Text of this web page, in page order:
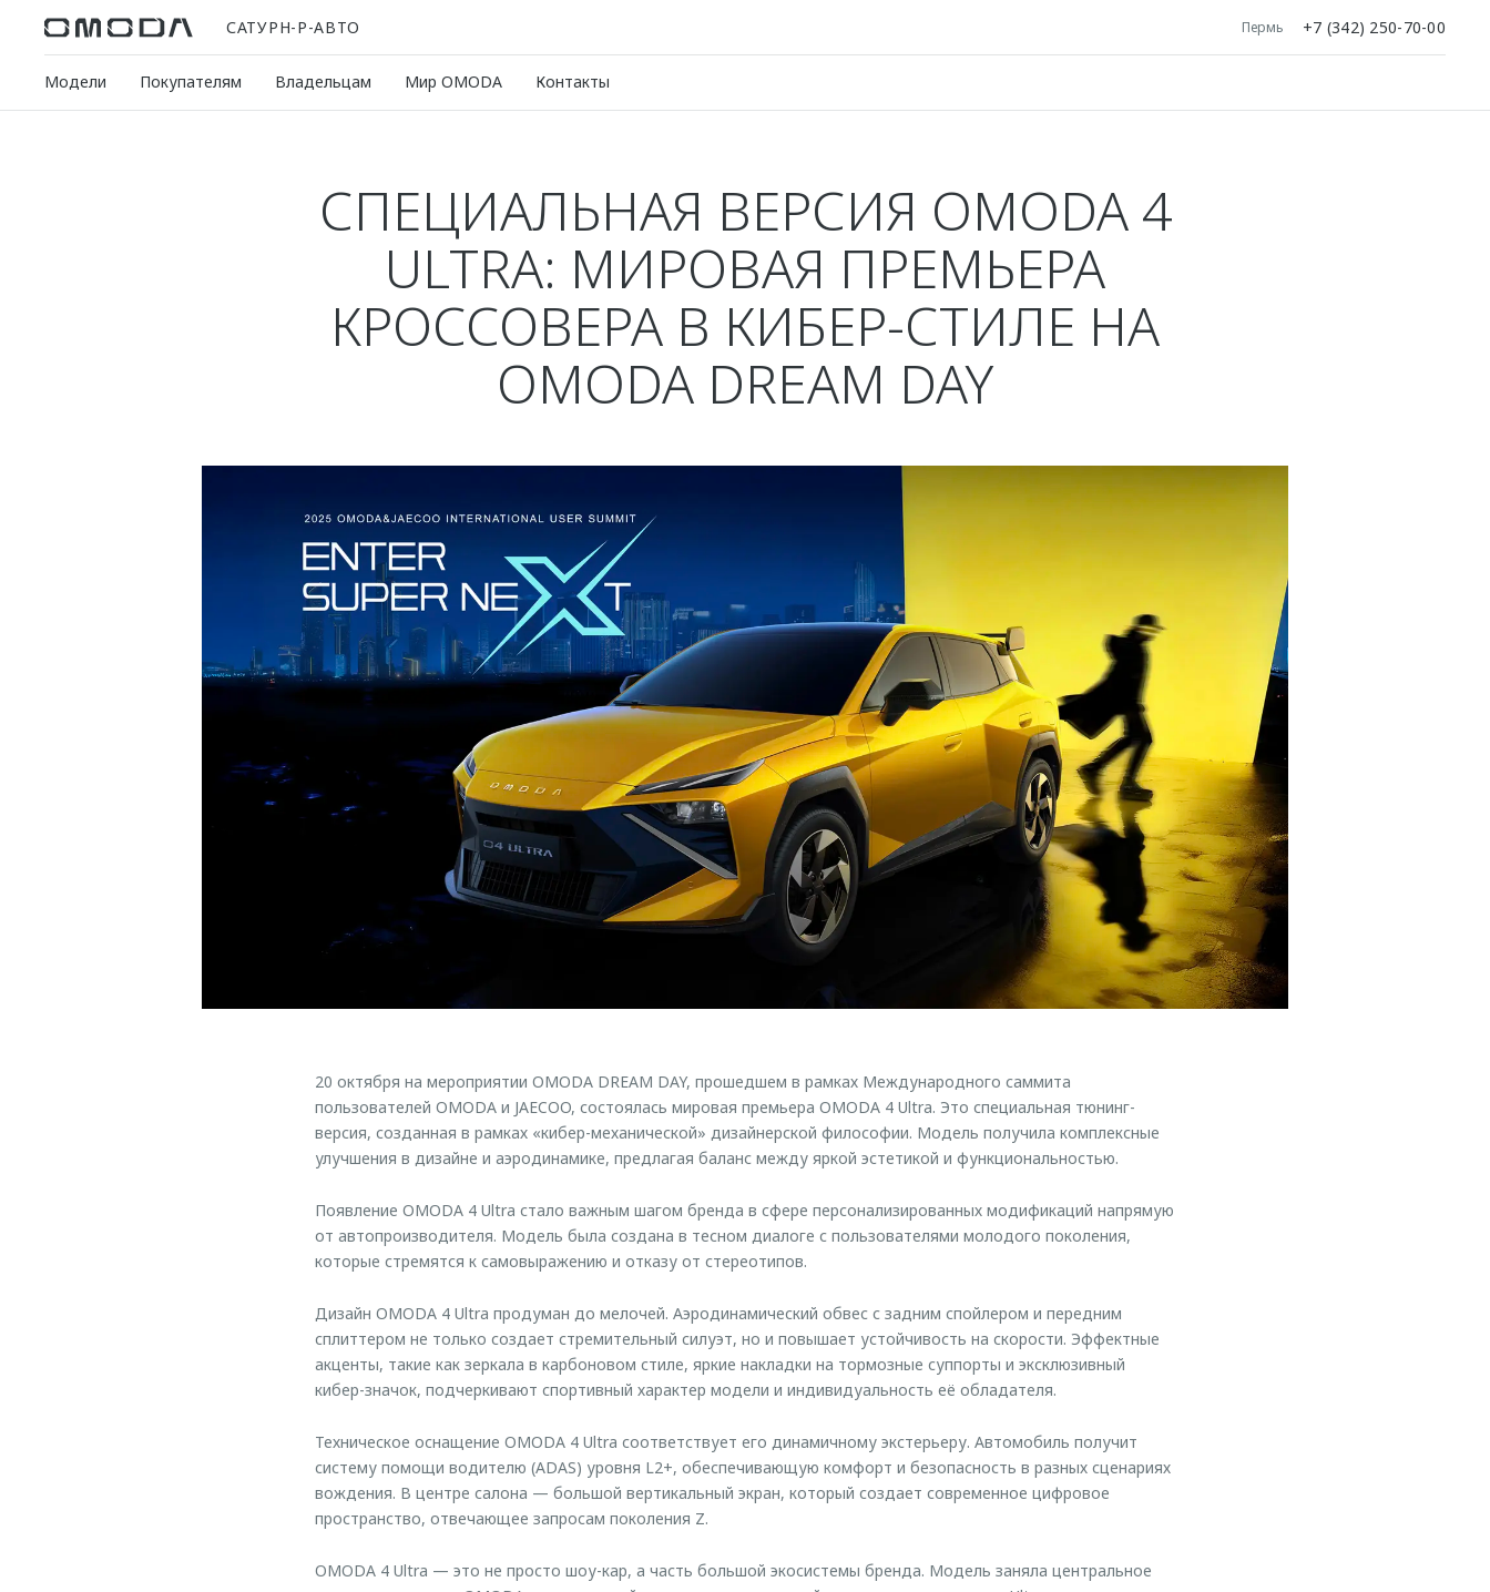
САТУРН-Р-АВТО Пермь +7 (342) 250-70-00
Модели Покупателям Владельцам Мир OMODA Контакты
СПЕЦИАЛЬНАЯ ВЕРСИЯ OMODA 4
ULTRA: МИРОВАЯ ПРЕМЬЕРА
КРОССОВЕРА В КИБЕР-СТИЛЕ НА
OMODA DREAM DAY
20 октября на мероприятии OMODA DREAM DAY, прошедшем в рамках Международного саммита
пользователей OMODA и JAECOO, состоялась мировая премьера OMODA 4 Ultra. Это специальная тюнинг-
версия, созданная в рамках «кибер-механической» дизайнерской философии. Модель получила комплексные
улучшения в дизайне и аэродинамике, предлагая баланс между яркой эстетикой и функциональностью.
Появление OMODA 4 Ultra стало важным шагом бренда в сфере персонализированных модификаций напрямую
от автопроизводителя. Модель была создана в тесном диалоге с пользователями молодого поколения,
которые стремятся к самовыражению и отказу от стереотипов.
Дизайн OMODA 4 Ultra продуман до мелочей. Аэродинамический обвес с задним спойлером и передним
сплиттером не только создает стремительный силуэт, но и повышает устойчивость на скорости. Эффектные
акценты, такие как зеркала в карбоновом стиле, яркие накладки на тормозные суппорты и эксклюзивный
кибер-значок, подчеркивают спортивный характер модели и индивидуальность её обладателя.
Техническое оснащение OMODA 4 Ultra соответствует его динамичному экстерьеру. Автомобиль получит
систему помощи водителю (ADAS) уровня L2+, обеспечивающую комфорт и безопасность в разных сценариях
вождения. В центре салона — большой вертикальный экран, который создает современное цифровое
пространство, отвечающее запросам поколения Z.
OMODA 4 Ultra — это не просто шоу-кар, а часть большой экосистемы бренда. Модель заняла центральное